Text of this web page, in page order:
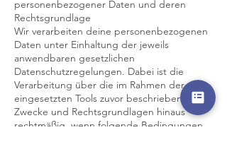
personenbezogener Daten und deren
Rechtsgrundlage
Wir verarbeiten deine personenbezogenen
Daten unter Einhaltung der jeweils
anwendbaren gesetzlichen
Datenschutzregelungen. Dabei ist die
Verarbeitung über die im Rahmen der
eingesetzten Tools zuvor beschriebenen
Zwecke und Rechtsgrundlagen hinaus
rechtmäßig, wenn folgende Bedingungen